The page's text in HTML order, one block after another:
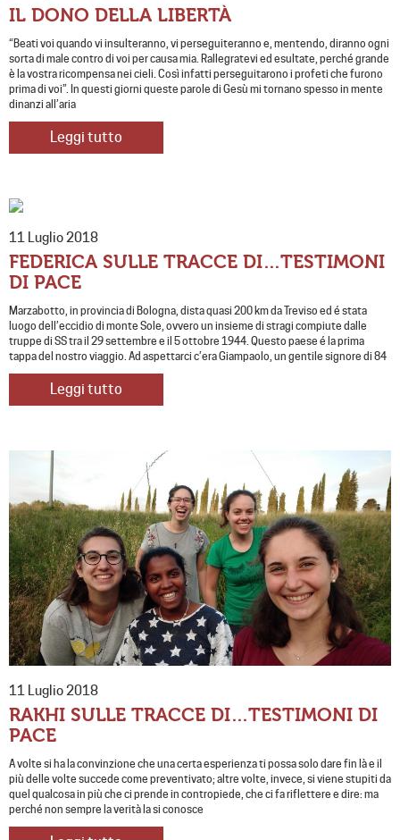
IL DONO DELLA LIBERTÀ
“Beati voi quando vi insulteranno, vi perseguiteranno e, mentendo, diranno ogni
sorta di male contro di voi per causa mia. Rallegratevi ed esultate, perché grande
è la vostra ricompensa nei cieli. Così infatti perseguitarono i profeti che furono
prima di voi”. In questi giorni queste parole di Gesù mi tornano spesso in mente
dinanzi all’aria
Leggi tutto
11 Luglio 2018
FEDERICA SULLE TRACCE DI…TESTIMONI
DI PACE
Marzabotto, in provincia di Bologna, dista quasi 200 km da Treviso ed é stata
luogo dell’eccidio di monte Sole, ovvero un insieme di stragi compiute dalle
truppe di SS tra il 29 settembre e il 5 ottobre 1944. Questo paese é la prima
tappa del nostro viaggio. Ad aspettarci c’era Giampaolo, un gentile signore di 84
Leggi tutto
11 Luglio 2018
RAKHI SULLE TRACCE DI…TESTIMONI DI
PACE
A volte si ha la convinzione che una certa esperienza ti possa solo dare fin là e il
più delle volte succede come preventivato; altre volte, invece, si viene stupiti da
quel qualcosa in più che ci prende in contropiede, che ci fa riflettere e dire: ma
perché non sempre la verità la si conosce